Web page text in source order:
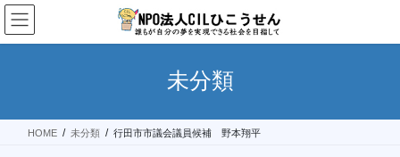
コ
ン
テ
ス
ナ
ビ
ゲ
ン
未分類
HOME 未分類 行田市市議会議員候補 野本翔平